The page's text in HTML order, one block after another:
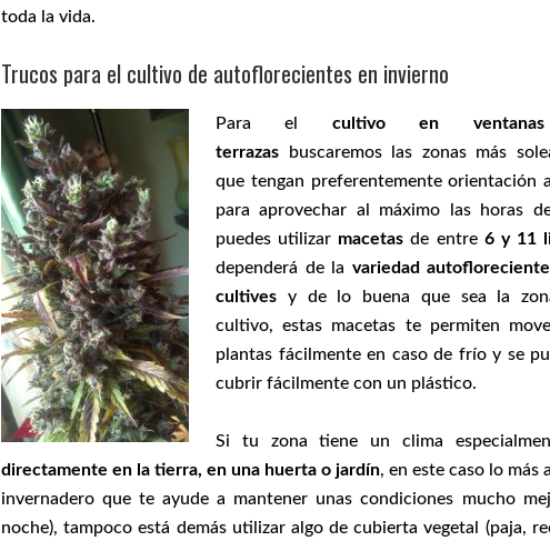
toda la vida.
Trucos para el cultivo de autoflorecientes en invierno
Para el cultivo en
terrazas buscaremos las zonas más
que tengan preferentemente orientación
para aprovechar al máximo las horas
puedes utilizar macetas de entre 6 y 11
dependerá de la variedad
cultives y de lo buena que sea la
cultivo, estas macetas te permiten
plantas fácilmente en caso de frío y se
cubrir fácilmente con un plástico.
Si tu zona tiene un clima
directamente en la tierra, en una huerta o jardín, en este caso lo más
invernadero que te ayude a mantener unas condiciones mucho
noche), tampoco está demás utilizar algo de cubierta vegetal (paja,